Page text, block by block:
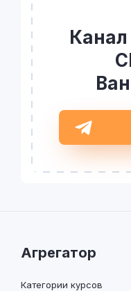
Канал
Агрегатор
Категории курсов